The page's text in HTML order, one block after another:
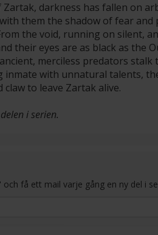
darkness has fallen on
them the shadow of fear
the void, running on silent,
their eyes are as black as the
merciless predators
inmate with unnatural talents,
to leave Zartak alive.
i serien.
och få ett mail varje gång en ny del i